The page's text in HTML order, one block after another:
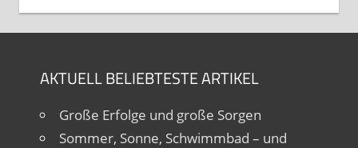
AKTUELL BELIEBTESTE ARTIKEL
Große Erfolge und große Sorgen
Sommer, Sonne, Schwimmbad – und